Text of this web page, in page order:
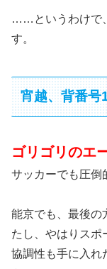
……というわけで
す。
宵越、背番号
ゴリゴリのエ
サッカーでも圧倒
能京でも、最後の
たし、やはりスポ
協調性も手に入れ